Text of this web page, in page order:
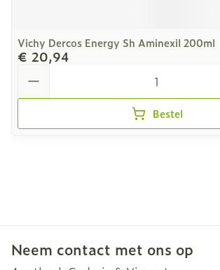
Vichy Dercos Energy Sh Aminexil 200ml
€ 20,94
Bestel
Neem contact met ons op